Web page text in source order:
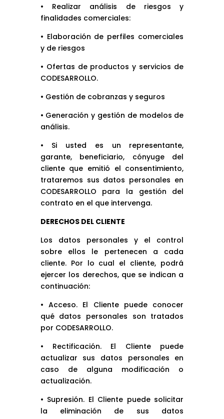
• Realizar análisis de riesgos y
finalidades comerciales:
• Elaboración de perfiles comerciales
y de riesgos
• Ofertas de productos y servicios de
CODESARROLLO.
• Gestión de cobranzas y seguros
• Generación y gestión de modelos de
análisis.
• Si usted es un representante,
garante, beneficiario, cónyuge del
cliente que emitió el consentimiento,
trataremos sus datos personales en
CODESARROLLO para la gestión del
contrato en el que intervenga.
DERECHOS DEL CLIENTE
Los datos personales y el control
sobre ellos le pertenecen a cada
cliente. Por lo cual el cliente, podrá
ejercer los derechos, que se indican a
continuación:
• Acceso. El Cliente puede conocer
qué datos personales son tratados
por CODESARROLLO.
• Rectificación. El Cliente puede
actualizar sus datos personales en
caso de alguna modificación o
actualización.
• Supresión. El Cliente puede solicitar
la eliminación de sus datos